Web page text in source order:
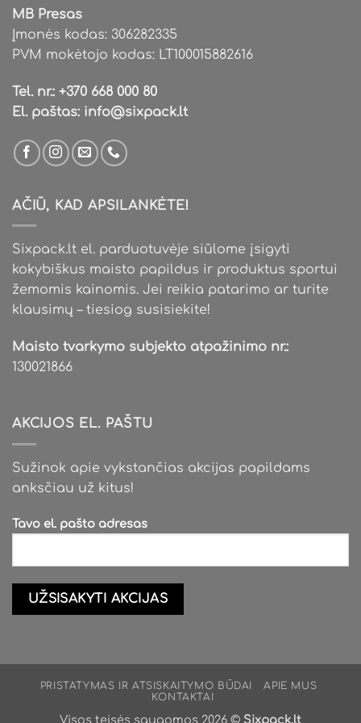
MB Presas
Įmonės kodas: 306282335
PVM mokėtojo kodas: LT100015882616
Tel. nr.: +370 668 000 80
El. paštas: info@sixpack.lt
AČIŪ, KAD APSILANKĖTE!
Sixpack.lt el. parduotuvėje siūlome įsigyti
kokybiškus maisto papildus ir produktus sportui
žemomis kainomis. Jei reikia patarimo ar turite
klausimų – tiesiog susisiekite!
Maisto tvarkymo subjekto atpažinimo nr.:
130021866
AKCIJOS EL. PAŠTU
Sužinok apie vykstančias akcijas papildams
anksčiau už kitus!
Tavo el. pašto adresas
PRISTATYMAS IR ATSISKAITYMO BŪDAI
APIE MUS
KONTAKTAI
Visos teisės saugomos 2026 © Sixpack.lt